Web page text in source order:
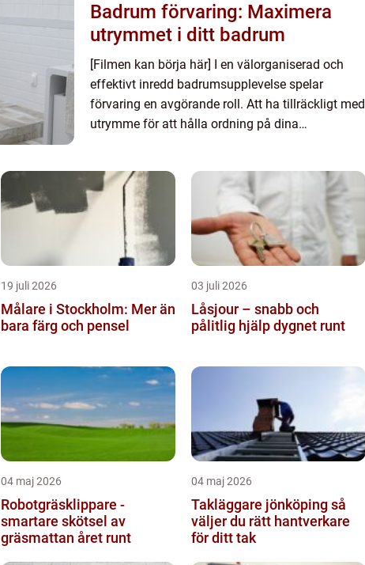
Badrum förvaring: Maximera
utrymmet i ditt badrum
[Filmen kan börja här] I en välorganiserad och
effektivt inredd badrumsupplevelse spelar
förvaring en avgörande roll. Att ha tillräckligt med
utrymme för att hålla ordning på dina
19 juli 2026
Målare i Stockholm: Mer än
bara färg och pensel
03 juli 2026
Låsjour – snabb och
pålitlig hjälp dygnet runt
04 maj 2026
Robotgräsklippare -
smartare skötsel av
gräsmattan året runt
04 maj 2026
Takläggare jönköping så
väljer du rätt hantverkare
för ditt tak